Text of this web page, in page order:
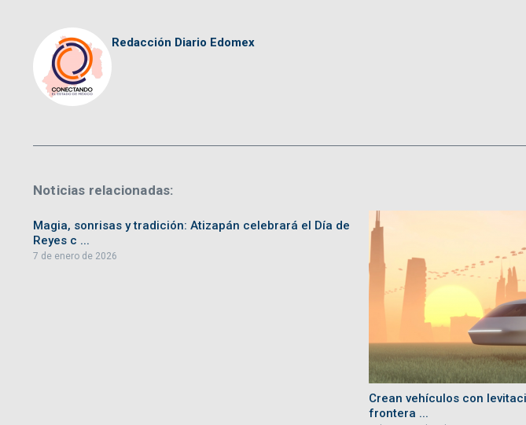
Redacción Diario Edomex
Noticias relacionadas:
Magia, sonrisas y tradición: Atizapán celebrará el Día de
Reyes c ...
7 de enero de 2026
Crean vehículos con
frontera ...